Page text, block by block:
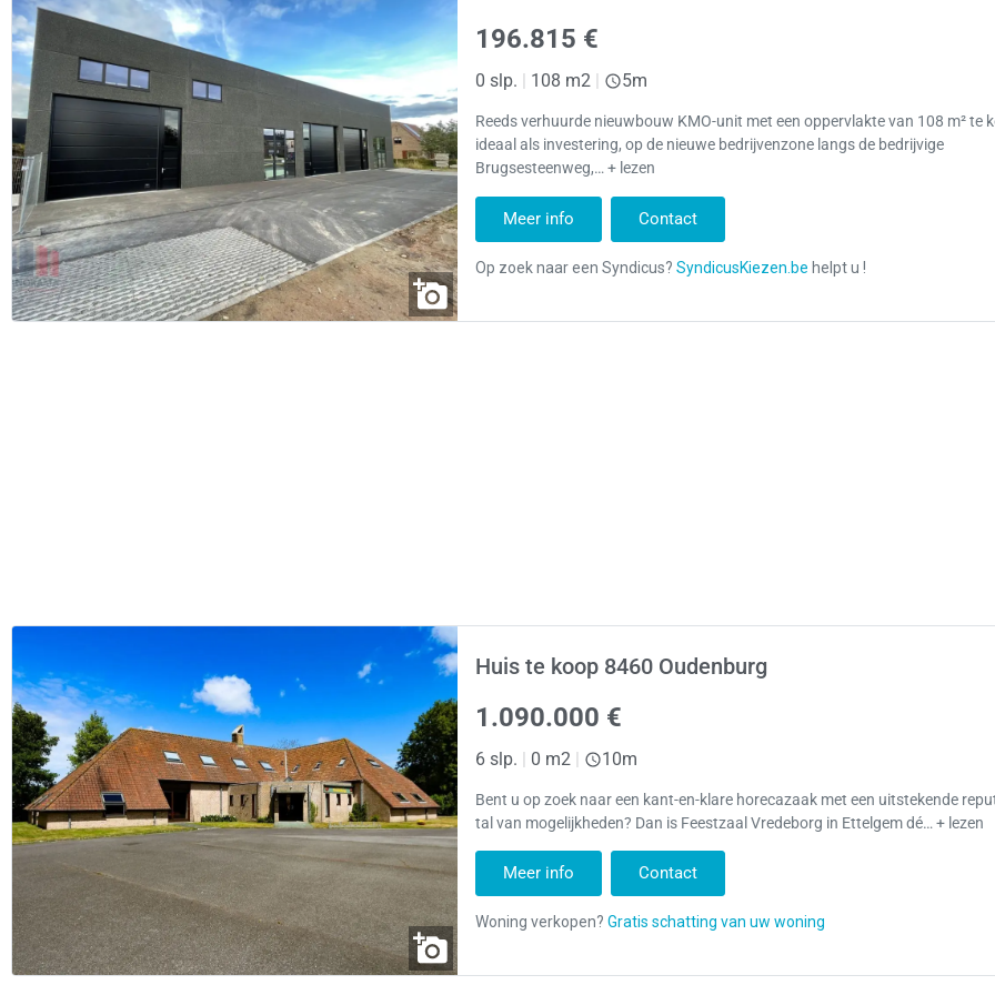
196.815 €
0 slp. | 108 m2 | 5m
Reeds verhuurde nieuwbouw KMO-unit met een oppervlakte van 108 m² te
ideaal als investering, op de nieuwe bedrijvenzone langs de bedrijvige
Brugsesteenweg,… + lezen
Meer info Contact
Huis te koop 8460 Oudenburg
1.090.000 €
6 slp. | 0 m2 | 10m
Bent u op zoek naar een kant-en-klare horecazaak met een uitstekende
tal van mogelijkheden? Dan is Feestzaal Vredeborg in Ettelgem dé… + lezen
Meer info Contact